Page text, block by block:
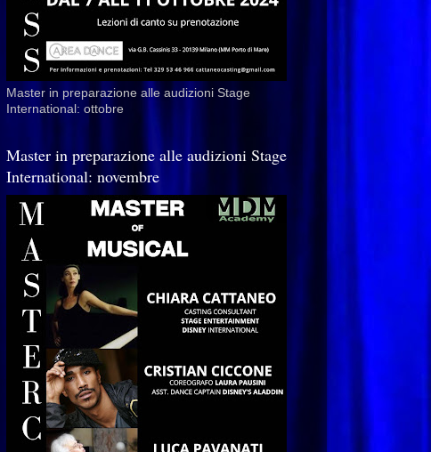
Master in preparazione alle audizioni Stage
International: ottobre
Master in preparazione alle audizioni Stage
International: novembre